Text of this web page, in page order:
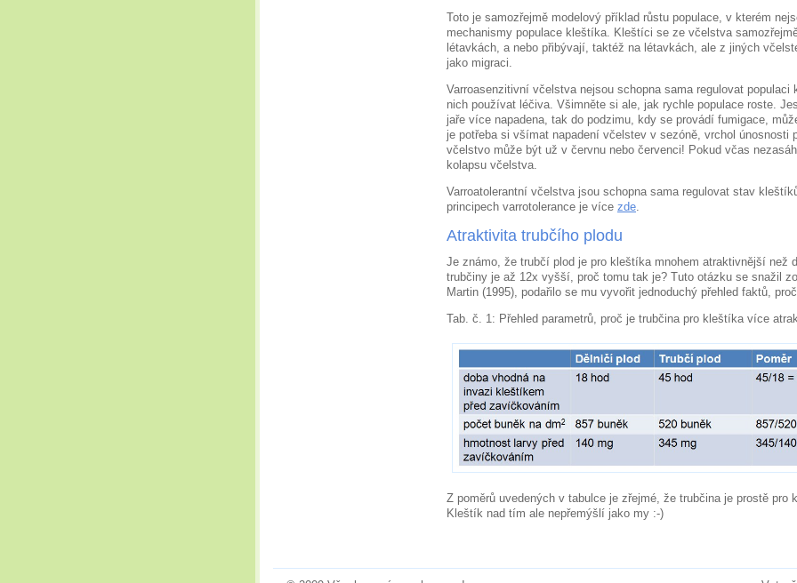
Toto je samozřejmě modelový příklad růstu populace, v kterém
mechanismy populace kleštíka. Kleštíci se ze včelstva
létavkách, a nebo přibývají, taktéž na létavkách, ale z jiných
jako migraci.
Varroasenzitivní včelstva nejsou schopna sama regulovat
nich používat léčiva. Všimněte si ale, jak rychle populace roste.
jaře více napadena, tak do podzimu, kdy se provádí fumigace,
je potřeba si všímat napadení včelstev v sezóně, vrchol únosnosti
včelstvo může být už v červnu nebo červenci! Pokud včas
kolapsu včelstva.
Varroatolerantní včelstva jsou schopna sama regulovat stav
principech varrotolerance je více zde
Atraktivita trubčího plodu
Je známo, že trubčí plod je pro kleštíka mnohem atraktivnější než
trubčiny je až 12x vyšší, proč tomu tak je? Tuto otázku se snažil
Martin (1995), podařilo se mu vyvořit jednoduchý přehled faktů,
Tab. č. 1: Přehled parametrů, proč je trubčina pro kleštíka více
Z poměrů uvedených v tabulce je zřejmé, že trubčina je prostě pro
Kleštík nad tím ale nepřemýšlí jako my :-)